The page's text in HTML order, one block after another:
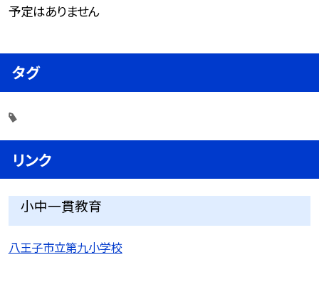
予定はありません
タグ
リンク
小中一貫教育
八王子市立第九小学校